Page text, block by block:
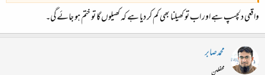
واقعی دلچسپ ہے اور اب تو کھیلنا بھی کم کر دیا ہے کہ کھیلوں گا تو ختم ہو جائے گی۔
محمدصابر